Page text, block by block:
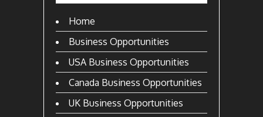
Home
Business Opportunities
USA Business Opportunities
Canada Business Opportunities
UK Business Opportunities